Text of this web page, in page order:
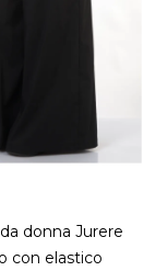
donna Jurere
con elastico